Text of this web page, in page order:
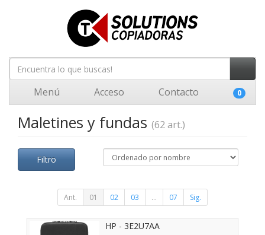
Menú Acceso Contacto 0
Maletines y fundas (62 art.)
Filtro
Ant. 01 02 03 ... 07 Sig.
HP - 3E2U7AA